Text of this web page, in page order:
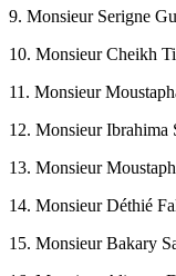
9. Monsieur Serigne
10. Monsieur Cheikh
11. Monsieur
12. Monsieur Ibrahima
13. Monsieur
14. Monsieur Déthié
15. Monsieur Bakary